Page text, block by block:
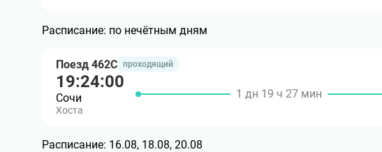
Расписание: по нечётным дням
Поезд 462С проходящий
19:24:00
Сочи
Хоста
1 дн 19 ч 27 мин
Расписание: 16.08, 18.08, 20.08